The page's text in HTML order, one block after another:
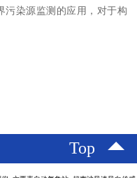
污染源监测的应用，对于构
Top